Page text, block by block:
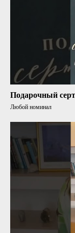
Подарочный
Любой номинал